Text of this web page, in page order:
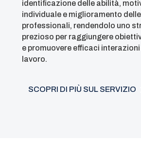
identificazione delle abilità,
individuale e miglioramento
professionali, rendendolo uno
prezioso per raggiungere
e promuovere efficaci
lavoro.
SCOPRI DI PIÙ SUL SERVIZIO